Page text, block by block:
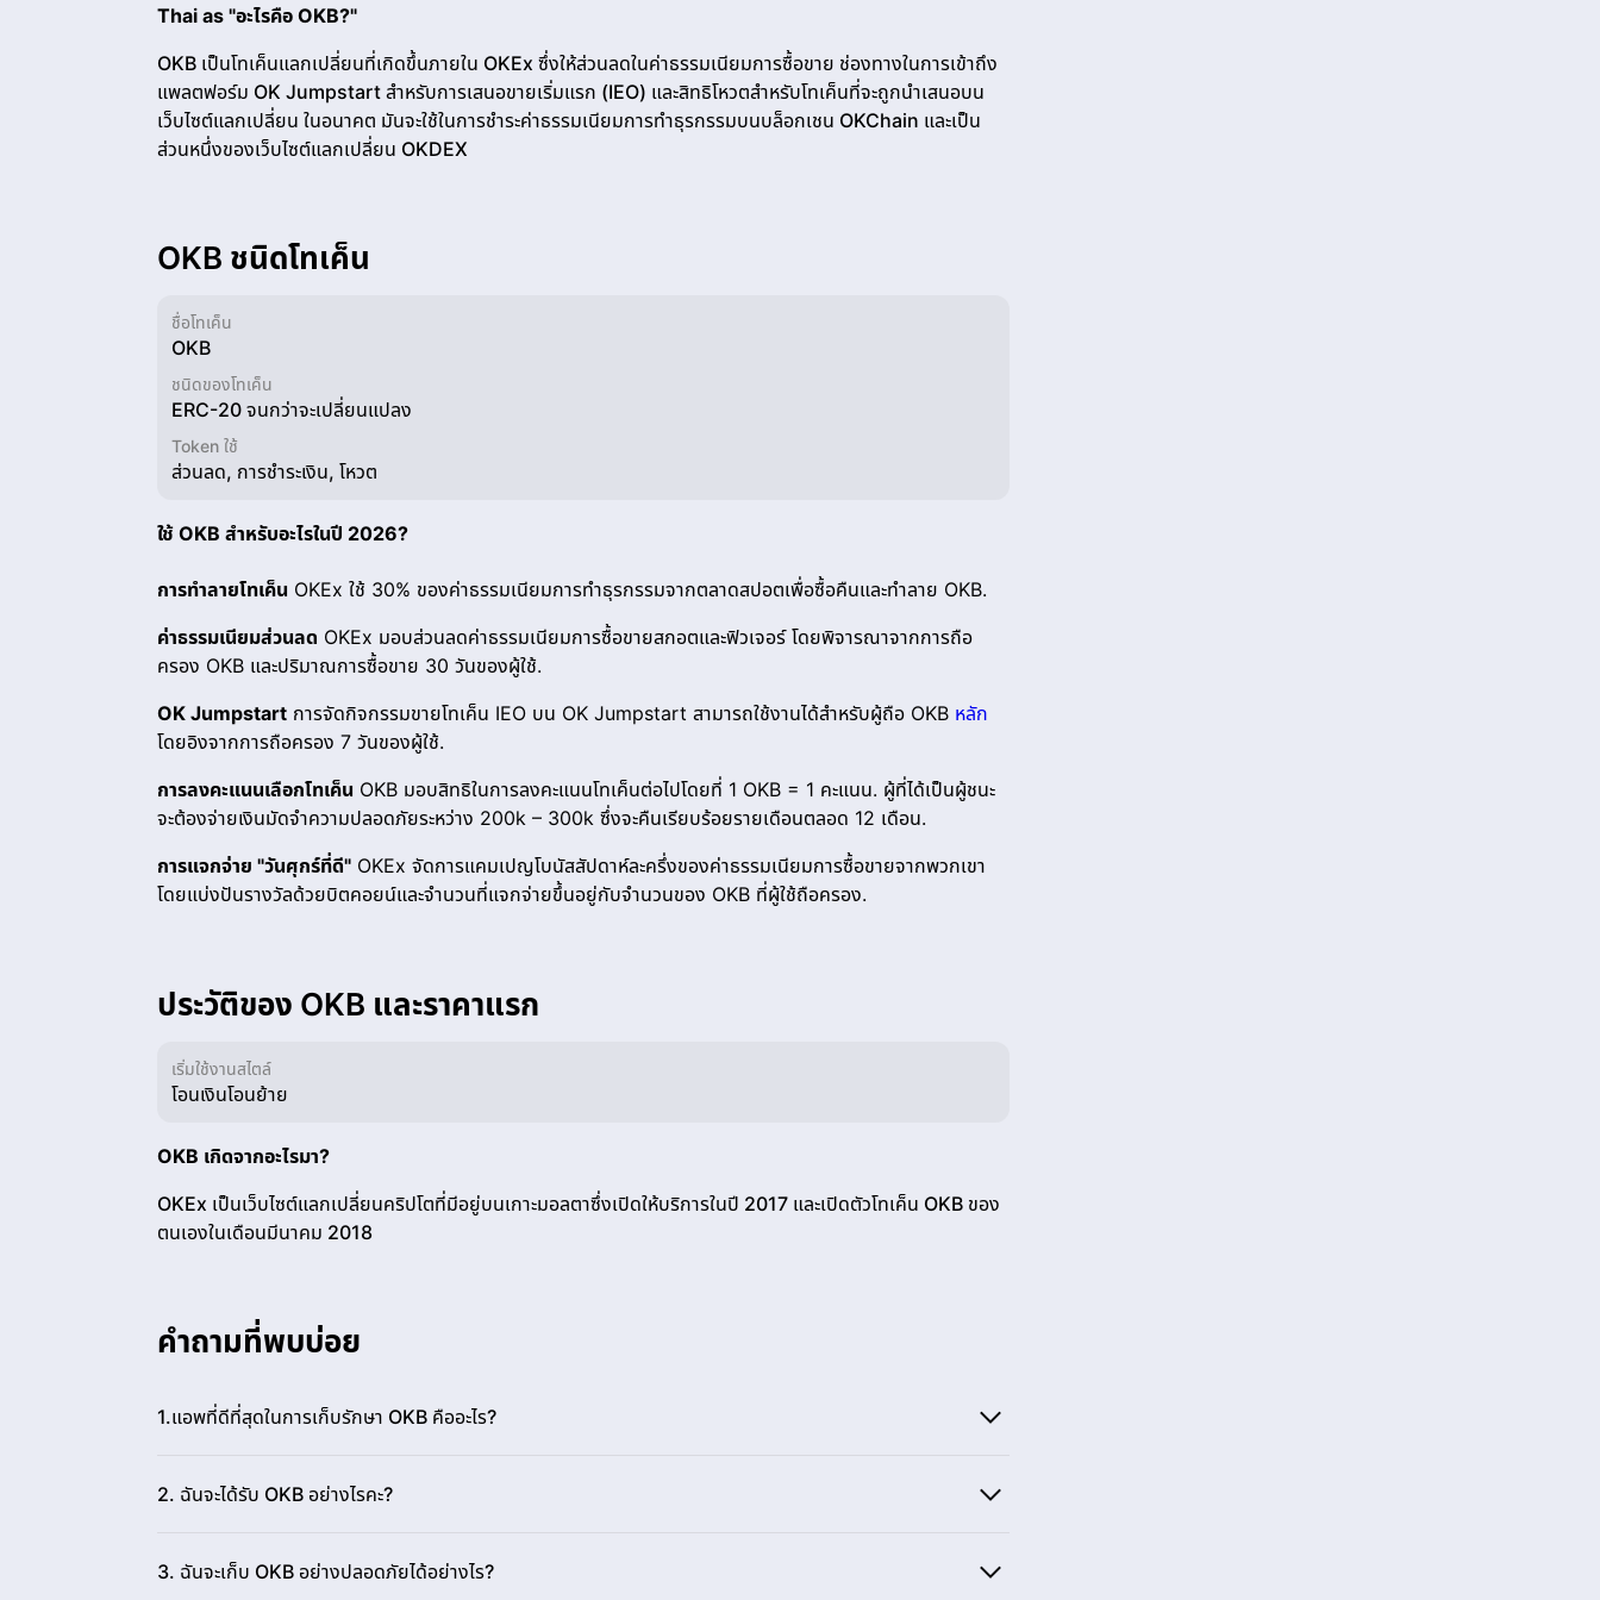
Thai as "อะไรคือ OKB?"
OKB เป็นโทเค็นแลกเปลี่ยนที่เกิดขึ้นภายใน OKEx ซึ่งให้ส่วนลดในค่าธรรมเนียมการซื้อขาย ช่องทางในการเข้าถึง
แพลตฟอร์ม OK Jumpstart สำหรับการเสนอขายเริ่มแรก (IEO) และสิทธิโหวตสำหรับโทเค็นที่จะถูกนำเสนอบน
เว็บไซต์แลกเปลี่ยน ในอนาคต มันจะใช้ในการชำระค่าธรรมเนียมการทำธุรกรรมบนบล็อกเชน OKChain และเป็น
ส่วนหนึ่งของเว็บไซต์แลกเปลี่ยน OKDEX
OKB ชนิดโทเค็น
ชื่อโทเค็น
OKB
ชนิดของโทเค็น
ERC-20 จนกว่าจะเปลี่ยนแปลง
Token ใช้
ส่วนลด, การชำระเงิน, โหวต
ใช้ OKB สำหรับอะไรในปี 2026?
การทำลายโทเค็น OKEx ใช้ 30% ของค่าธรรมเนียมการทำธุรกรรมจากตลาดสปอตเพื่อซื้อคืนและทำลาย OKB.
ค่าธรรมเนียมส่วนลด OKEx มอบส่วนลดค่าธรรมเนียมการซื้อขายสกอตและฟิวเจอร์ โดยพิจารณาจากการถือ
ครอง OKB และปริมาณการซื้อขาย 30 วันของผู้ใช้.
OK Jumpstart การจัดกิจกรรมขายโทเค็น IEO บน OK Jumpstart สามารถใช้งานได้สำหรับผู้ถือ OKB หลัก
โดยอิงจากการถือครอง 7 วันของผู้ใช้.
การลงคะแนนเลือกโทเค็น OKB มอบสิทธิในการลงคะแนนโทเค็นต่อไปโดยที่ 1 OKB = 1 คะแนน. ผู้ที่ได้เป็นผู้ชนะ
จะต้องจ่ายเงินมัดจำความปลอดภัยระหว่าง 200k – 300k ซึ่งจะคืนเรียบร้อยรายเดือนตลอด 12 เดือน.
การแจกจ่าย "วันศุกร์ที่ดี" OKEx จัดการแคมเปญโบนัสสัปดาห์ละครึ่งของค่าธรรมเนียมการซื้อขายจากพวกเขา
โดยแบ่งปันรางวัลด้วยบิตคอยน์และจำนวนที่แจกจ่ายขึ้นอยู่กับจำนวนของ OKB ที่ผู้ใช้ถือครอง.
ประวัติของ OKB และราคาแรก
เริ่มใช้งานสไตล์
โอนเงินโอนย้าย
OKB เกิดจากอะไรมา?
OKEx เป็นเว็บไซต์แลกเปลี่ยนคริปโตที่มีอยู่บนเกาะมอลตาซึ่งเปิดให้บริการในปี 2017 และเปิดตัวโทเค็น OKB ของ
ตนเองในเดือนมีนาคม 2018
คำถามที่พบบ่อย
1.แอพที่ดีที่สุดในการเก็บรักษา OKB คืออะไร?
2. ฉันจะได้รับ OKB อย่างไรคะ?
3. ฉันจะเก็บ OKB อย่างปลอดภัยได้อย่างไร?